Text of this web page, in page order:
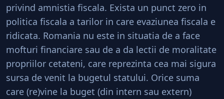
privind amnistia fiscala. Exista un punct zero in
politica fiscala a tarilor in care evaziunea fiscala e
ridicata. Romania nu este in situatia de a face
mofturi financiare sau de a da lectii de moralitate
propriilor cetateni, care reprezinta cea mai sigura
sursa de venit la bugetul statului. Orice suma
care (re)vine la buget (din intern sau extern)